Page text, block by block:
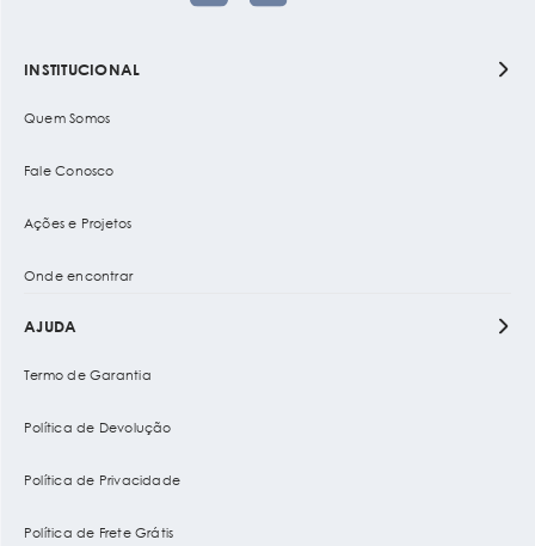
INSTITUCIONAL
Quem Somos
Fale Conosco
Ações e Projetos
Onde encontrar
AJUDA
Termo de Garantia
Política de Devolução
Política de Privacidade
Política de Frete Grátis